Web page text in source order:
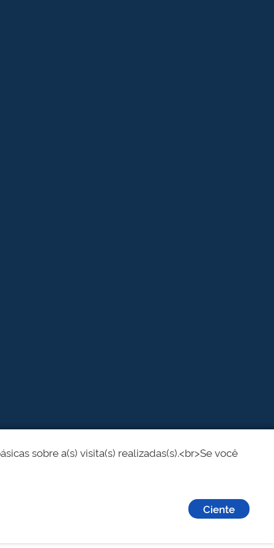
sobre a(s) visita(s) realizadas(s).<br>Se você
Ciente